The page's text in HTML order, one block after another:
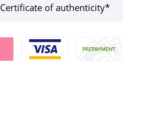
Certificate of authenticity*